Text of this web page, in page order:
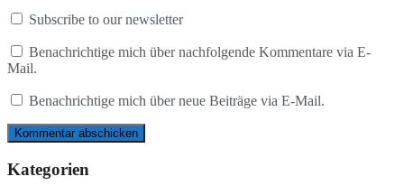
Subscribe to our newsletter
Benachrichtige mich über nachfolgende Kommentare via E-
Mail.
Benachrichtige mich über neue Beiträge via E-Mail.
Kategorien